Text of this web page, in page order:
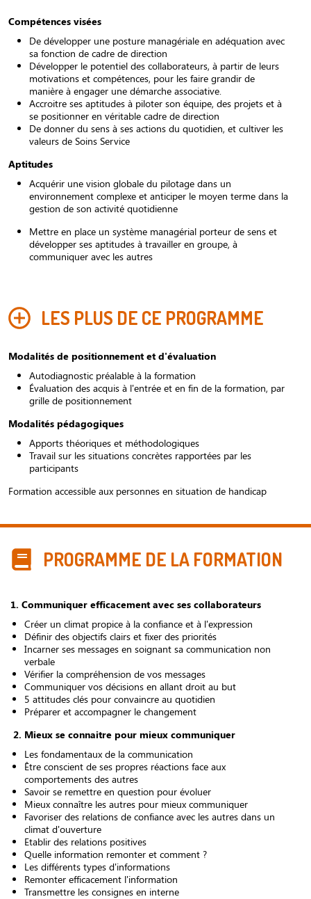
Compétences visées
De développer une posture managériale en adéquation avec
sa fonction de cadre de direction
Développer le potentiel des collaborateurs, à partir de leurs
motivations et compétences, pour les faire grandir de
manière à engager une démarche associative.
Accroitre ses aptitudes à piloter son équipe, des projets et à
se positionner en véritable cadre de direction
De donner du sens à ses actions du quotidien, et cultiver les
valeurs de Soins Service
Aptitudes
Acquérir une vision globale du pilotage dans un
environnement complexe et anticiper le moyen terme dans la
gestion de son activité quotidienne
Mettre en place un système managérial porteur de sens et
développer ses aptitudes à travailler en groupe, à
communiquer avec les autres
LES PLUS DE CE PROGRAMME
Modalités de positionnement et d'évaluation
Autodiagnostic préalable à la formation
Évaluation des acquis à l'entrée et en fin de la formation, par
grille de positionnement
Modalités pédagogiques
Apports théoriques et méthodologiques
Travail sur les situations concrètes rapportées par les
participants
Formation accessible aux personnes en situation de handicap
PROGRAMME DE LA FORMATION
1. Communiquer efficacement avec ses collaborateurs
Créer un climat propice à la confiance et à l'expression
Définir des objectifs clairs et fixer des priorités
Incarner ses messages en soignant sa communication non
verbale
Vérifier la compréhension de vos messages
Communiquer vos décisions en allant droit au but
5 attitudes clés pour convaincre au quotidien
Préparer et accompagner le changement
2. Mieux se connaitre pour mieux communiquer
Les fondamentaux de la communication
Être conscient de ses propres réactions face aux
comportements des autres
Savoir se remettre en question pour évoluer
Mieux connaître les autres pour mieux communiquer
Favoriser des relations de confiance avec les autres dans un
climat d'ouverture
Etablir des relations positives
Quelle information remonter et comment ?
Les différents types d'informations
Remonter efficacement l'information
Transmettre les consignes en interne